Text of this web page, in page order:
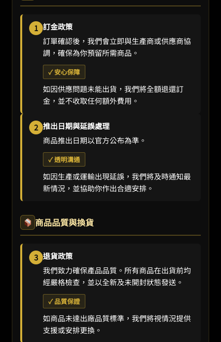
1 訂金政策
訂單確認後，我們會立即與生產商或供應商協
調，確保為你預留所需商品。
✓ 安心保障
如因供應問題未能出貨，我們將全額退還訂
金，並不收取任何額外費用。
2 推出日期與延誤處理
商品推出日期以官方公布為準。
✓ 透明溝通
如因生產或運輸出現延誤，我們將及時通知最
新情況，並協助你作出合適安排。
商品品質與換貨
3 退貨政策
我們致力確保產品品質。所有商品在出貨前均
經嚴格檢查，並以全新及未開封狀態發送。
✓ 品質保證
如商品未達出廠品質標準，我們將視情況提供
支援或安排更換。